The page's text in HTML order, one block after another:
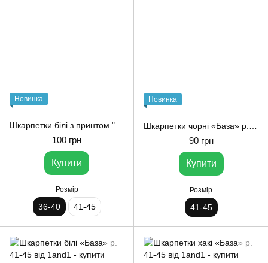
Новинка
100 грн
Купити
Розмір
36-40 41-45
Новинка
90 грн
Купити
Розмір
41-45